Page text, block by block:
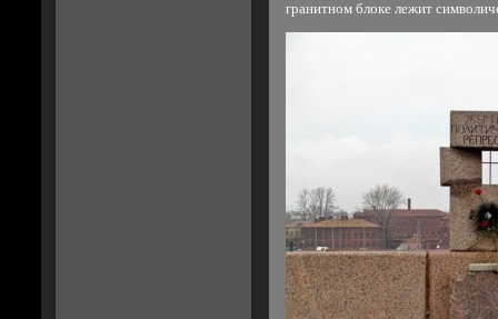
гранитном блоке лежит